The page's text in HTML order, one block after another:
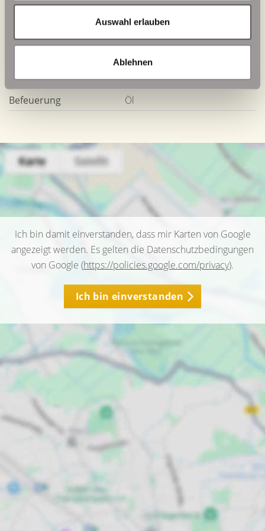
Auswahl erlauben
Ablehnen
Gebäudeart
Wohngebäude
Zentralheizung,
Fußbodenheizung
Befeuerung
Öl
Ich bin damit einverstanden, dass mir Karten von Google
angezeigt werden. Es gelten die Datenschutzbedingungen
von Google (https://policies.google.com/privacy).
Ich bin einverstanden